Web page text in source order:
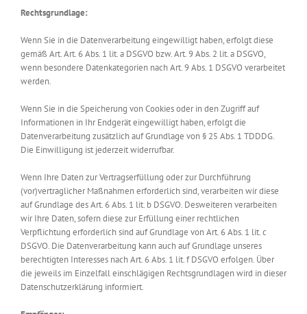
Rechtsgrundlage:
Wenn Sie in die Datenverarbeitung eingewilligt haben, erfolgt diese
gemäß Art. Art. 6 Abs. 1 lit. a DSGVO bzw. Art. 9 Abs. 2 lit. a DSGVO,
wenn besondere Datenkategorien nach Art. 9 Abs. 1 DSGVO verarbeitet
werden.
Wenn Sie in die Speicherung von Cookies oder in den Zugriff auf
Informationen in Ihr Endgerät eingewilligt haben, erfolgt die
Datenverarbeitung zusätzlich auf Grundlage von § 25 Abs. 1 TDDDG.
Die Einwilligung ist jederzeit widerrufbar.
Wenn Ihre Daten zur Vertragserfüllung oder zur Durchführung
(vor)vertraglicher Maßnahmen erforderlich sind, verarbeiten wir diese
auf Grundlage des Art. 6 Abs. 1 lit. b DSGVO. Desweiteren verarbeiten
wir Ihre Daten, sofern diese zur Erfüllung einer rechtlichen
Verpflichtung erforderlich sind auf Grundlage von Art. 6 Abs. 1 lit. c
DSGVO. Die Datenverarbeitung kann auch auf Grundlage unseres
berechtigten Interesses nach Art. 6 Abs. 1 lit. f DSGVO erfolgen. Über
die jeweils im Einzelfall einschlägigen Rechtsgrundlagen wird in dieser
Datenschutzerklärung informiert.